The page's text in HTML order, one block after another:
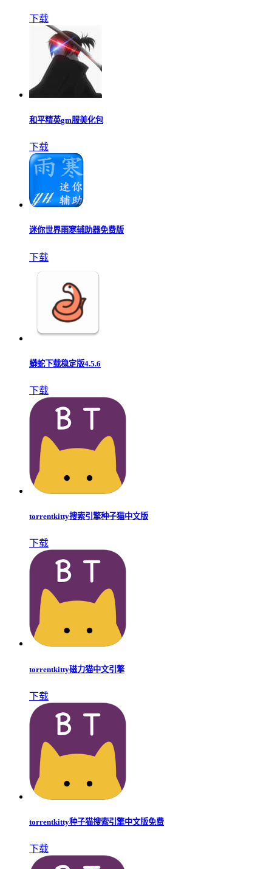
下载
和平精英gm服美化包
下载
迷你世界雨寒辅助器免费版
下载
蟒蛇下载稳定版4.5.6
下载
torrentkitty搜索引擎种子猫中文版
下载
torrentkitty磁力猫中文引擎
下载
torrentkitty种子猫搜索引擎中文版免费
下载